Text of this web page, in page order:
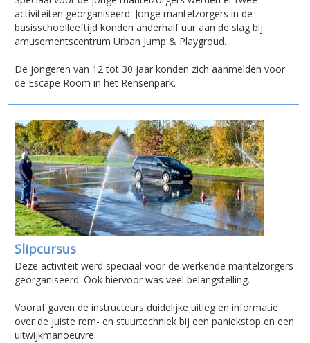
activiteiten georganiseerd. Jonge mantelzorgers in de
basisschoolleeftijd konden anderhalf uur aan de slag bij
amusementscentrum Urban Jump & Playgroud.
De jongeren van 12 tot 30 jaar konden zich aanmelden voor
de Escape Room in het Rensenpark.
Slipcursus
Deze activiteit werd speciaal voor de werkende mantelzorgers
georganiseerd. Ook hiervoor was veel belangstelling.
Vooraf gaven de instructeurs duidelijke uitleg en informatie
over de juiste rem- en stuurtechniek bij een paniekstop en een
uitwijkmanoeuvre.